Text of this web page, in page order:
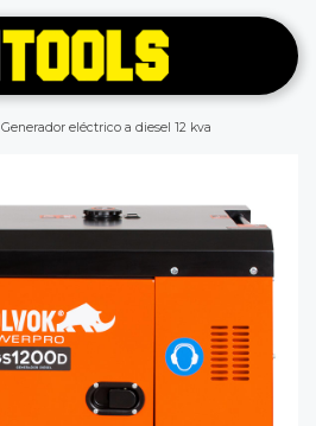
Generador eléctrico a diesel 12 kva